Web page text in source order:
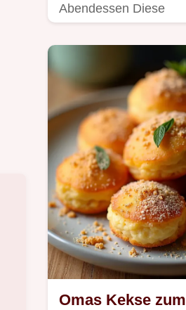
Abendessen Diese
Omas Kekse zum